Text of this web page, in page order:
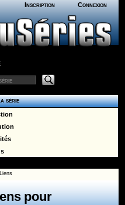
Inscription Connexion
série
Liens
pour